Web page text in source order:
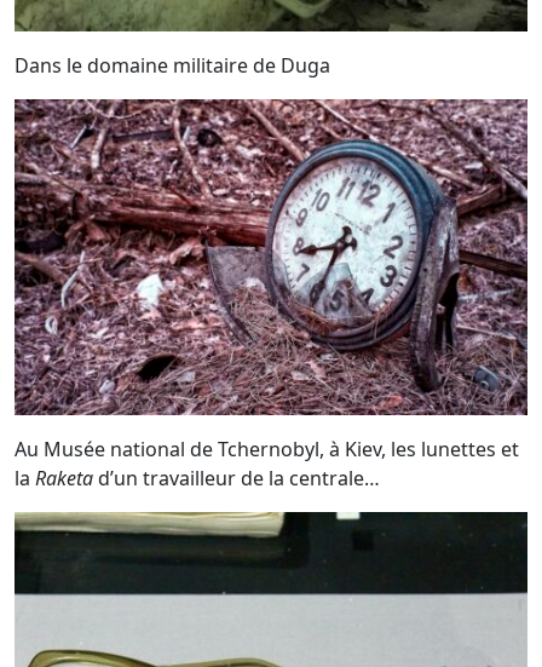
Dans le domaine militaire de Duga
Au Musée national de Tchernobyl, à Kiev, les lunettes et
la Raketad’un travailleur de la centrale…